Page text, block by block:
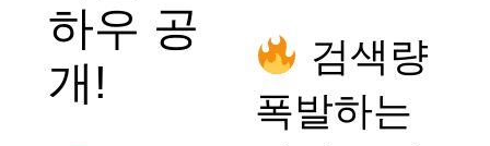
하우 공
개!
검색량
폭발하는